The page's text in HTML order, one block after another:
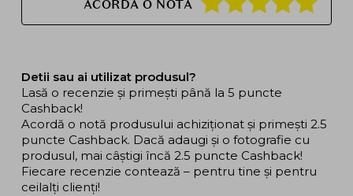
ACORDA O NOTA
Detii sau ai utilizat produsul?
Lasă o recenzie și primești până la 5 puncte
Cashback!
Acordă o notă produsului achiziționat și primești 2.5
puncte Cashback. Dacă adaugi și o fotografie cu
produsul, mai câștigi încă 2.5 puncte Cashback!
Fiecare recenzie contează – pentru tine și pentru
ceilalți clienți!